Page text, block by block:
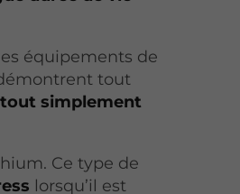
équipements de
tout
tout simplement
Ce type de
lorsqu’il est